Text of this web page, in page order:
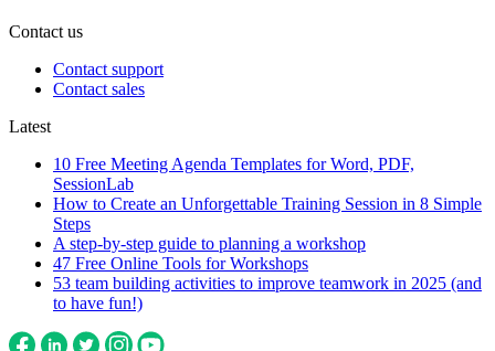
Contact us
Contact support
Contact sales
Latest
10 Free Meeting Agenda Templates for Word, PDF,
SessionLab
How to Create an Unforgettable Training Session in 8 Simple
Steps
A step-by-step guide to planning a workshop
47 Free Online Tools for Workshops
53 team building activities to improve teamwork in 2025 (and
to have fun!)